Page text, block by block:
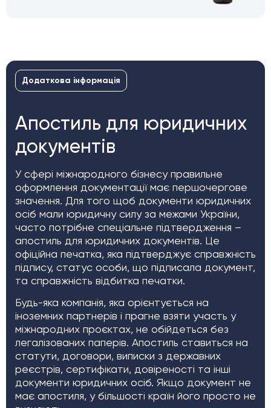
Додаткова інформація
Апостиль для юридичних
документів
У сфері міжнародного бізнесу правильне
оформлення документації має першочергове
значення. Для того щоб документи юридичних
осіб мали юридичну силу за межами України,
часто потрібне спеціальне підтвердження –
апостиль для юридичних документів. Це
офіційна печатка, яка підтверджує справжність
підпису, статус особи, що підписала документ,
та справжність відбитка печатки.
Будь-яка компанія, яка орієнтується на
іноземних партнерів і прагне взяти участь у
міжнародних проєктах, не обійдеться без
легалізованих паперів. Апостиль ставиться на
статути, договори, виписки з державних
реєстрів, сертифікати, довіреності та інші
документи юридичних осіб. Якщо документ не
має апостиля, у більшості країн його просто не